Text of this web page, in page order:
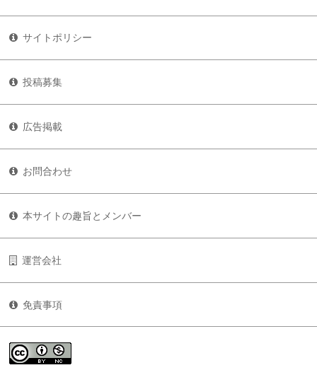
サイトポリシー
投稿募集
広告掲載
お問合わせ
本サイトの趣旨とメンバー
運営会社
免責事項